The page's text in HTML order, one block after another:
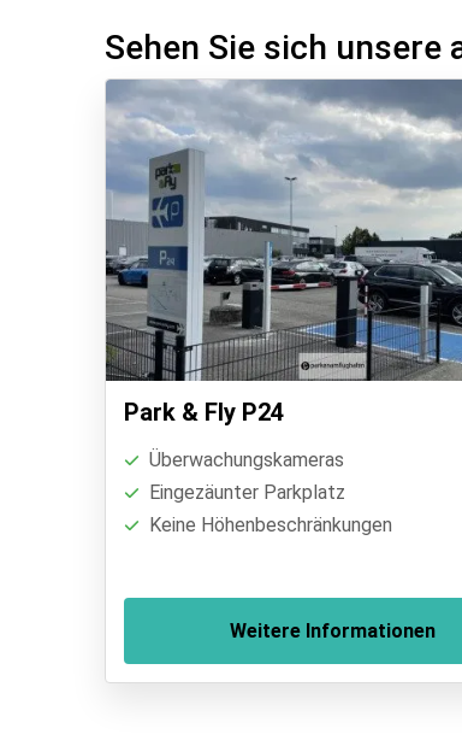
Sehen Sie sich unsere
Park & Fly P24
Überwachungskameras
Eingezäunter Parkplatz
Keine Höhenbeschränkungen
Weitere Informationen